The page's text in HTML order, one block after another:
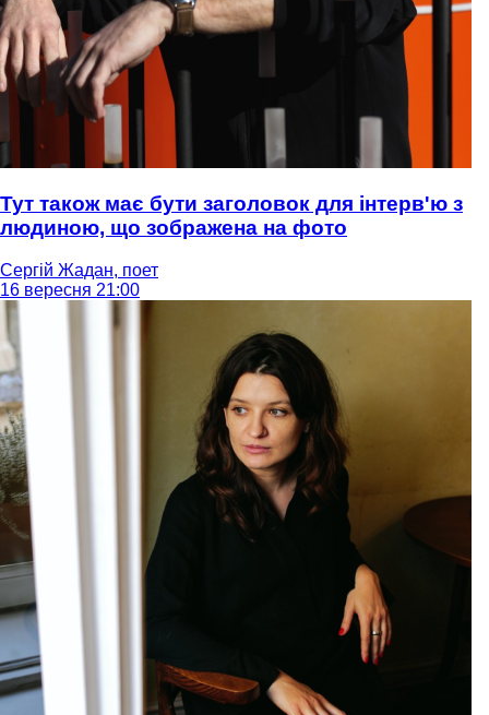
Тут також має бути заголовок для інтерв'ю з
людиною, що зображена на фото
Сергій Жадан, поет
16 вересня 21:00